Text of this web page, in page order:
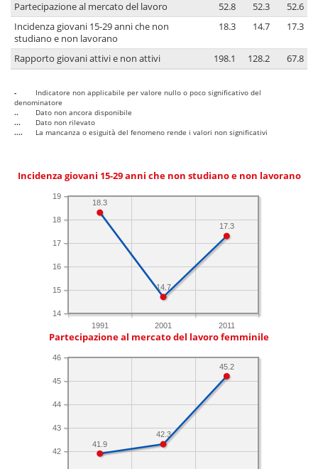
Partecipazione al mercato del lavoro 52.8 52.3
52.6
Incidenza giovani 15-29 anni che non
studiano e non lavorano
18.3 14.7 17.3
Rapporto giovani attivi e non attivi 198.1 128.2 67.8
-
Indicatore non applicabile per valore nullo o poco significativo del
denominatore
..
Dato non ancora disponibile
...
Dato non rilevato
....
La mancanza o esiguità del fenomeno rende i valori non significativi
Incidenza giovani 15-29 anni che non studiano e non lavorano
1991 2001 2011
14
15
16
17
18
19
17.3
14.7
18.3
Partecipazione al mercato del lavoro femminile
42
43
44
45
46
45.2
42.3
41.9